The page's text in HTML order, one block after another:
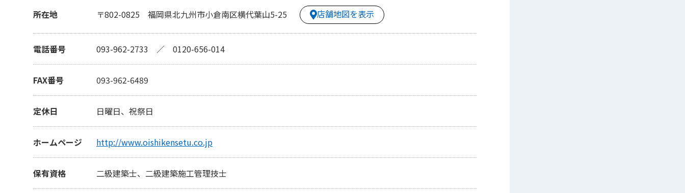
所在地 〒802-0825 福岡県北九州市小倉南区横代葉山5-25 店舗地図を表示
電話番号 093-962-2733 ／ 0120-656-014
FAX番号 093-962-6489
定休日 日曜日、祝祭日
ホームページ http://www.oishikensetu.co.jp
保有資格 二級建築士、二級建築施工管理技士